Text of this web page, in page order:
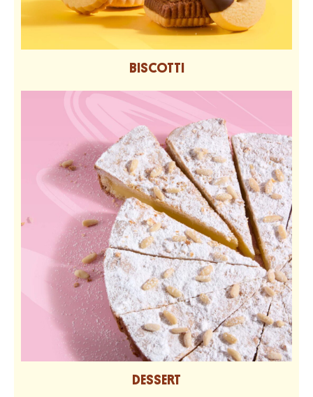
BISCOTTI
DESSERT